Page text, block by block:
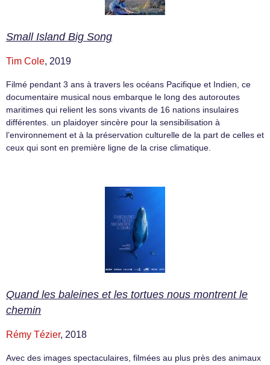
Small Island Big Song
Tim Cole, 2019
Filmé pendant 3 ans à travers les océans Pacifique et Indien, ce
documentaire musical nous embarque le long des autoroutes
maritimes qui relient les sons vivants de 16 nations insulaires
différentes. un plaidoyer sincère pour la sensibilisation à
l’environnement et à la préservation culturelle de la part de celles et
ceux qui sont en première ligne de la crise climatique.
Quand les baleines et les tortues nous montrent le
chemin
Rémy Tézier, 2018
Avec des images spectaculaires, filmées au plus près des animaux